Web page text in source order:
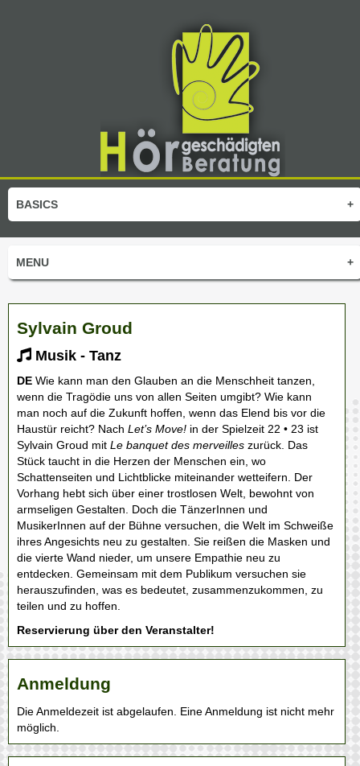
+
BASICS
+
MENU
Sylvain Groud
Musik - Tanz
DE Wie kann man den Glauben an die Menschheit tanzen,
wenn die Tragödie uns von allen Seiten umgibt? Wie kann
man noch auf die Zukunft hoffen, wenn das Elend bis vor die
Haustür reicht? Nach Let’s Move! in der Spielzeit 22 • 23 ist
Sylvain Groud mit Le banquet des merveilles zurück. Das
Stück taucht in die Herzen der Menschen ein, wo
Schattenseiten und Lichtblicke miteinander wetteifern. Der
Vorhang hebt sich über einer trostlosen Welt, bewohnt von
armseligen Gestalten. Doch die TänzerInnen und
MusikerInnen auf der Bühne versuchen, die Welt im Schweiße
ihres Angesichts neu zu gestalten. Sie reißen die Masken und
die vierte Wand nieder, um unsere Empathie neu zu
entdecken. Gemeinsam mit dem Publikum versuchen sie
herauszufinden, was es bedeutet, zusammenzukommen, zu
teilen und zu hoffen.
Reservierung über den Veranstalter!
Anmeldung
Die Anmeldezeit ist abgelaufen. Eine Anmeldung ist nicht mehr
möglich.